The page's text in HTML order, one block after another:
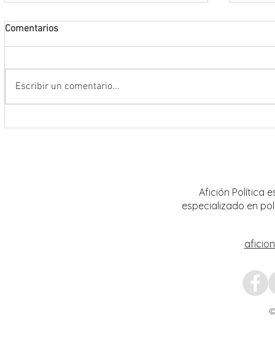
Comentarios
Escribir un comentario...
Afición Política
especializado en